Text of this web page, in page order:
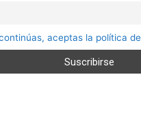
aceptas la política